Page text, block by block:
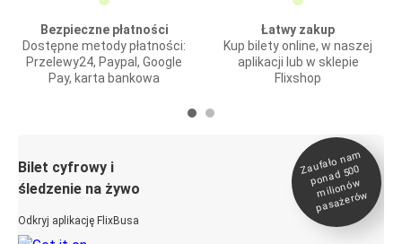
Bezpieczne płatności
Dostępne metody płatności:
Przelewy24, Paypal, Google
Pay, karta bankowa
Łatwy zakup
Kup bilety online, w naszej
aplikacji lub w sklepie
Flixshop
Bilet cyfrowy i
śledzenie na żywo
Odkryj aplikację FlixBusa
Zaufało na
m
ponad 500
milionó
w
pasażeró
w